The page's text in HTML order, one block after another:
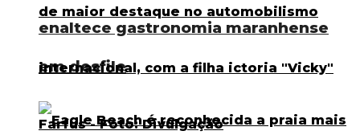
enaltece gastronomia maranhense
em desfile